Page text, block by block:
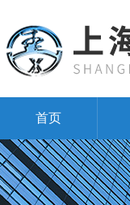
首页